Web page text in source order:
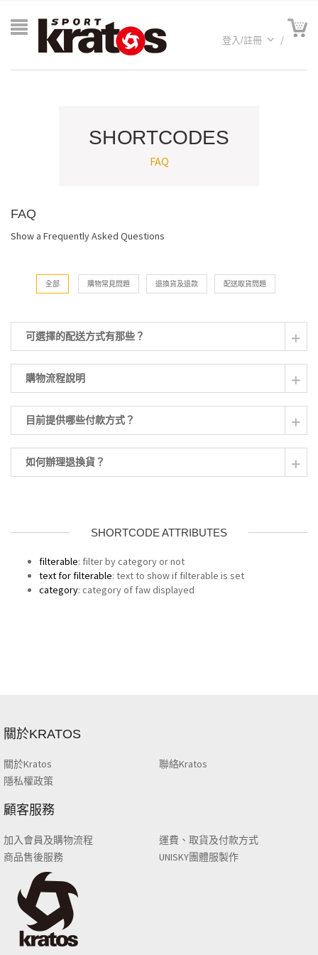
名
登入/註冊
SHORTCODES
FAQ
FAQ
Show a Frequently Asked Questions
全部 購物常見問題 退換貨及退款 配送取貨問題
可選擇的配送方式有那些？
購物流程說明
目前提供哪些付款方式？
如何辦理退換貨？
SHORTCODE ATTRIBUTES
filterable: filter by category or not
text for filterable: text to show if filterable is set
category: category of faw displayed
關於KRATOS
關於Kratos
聯絡Kratos
隱私權政策
顧客服務
加入會員及購物流程
運費、取貨及付款方式
商品售後服務
UNISKY團體服製作